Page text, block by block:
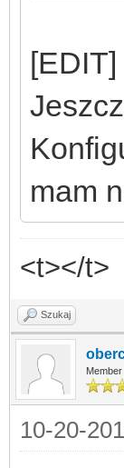
[EDIT]
mam
<t></t>
Szukaj
Member
10-20-